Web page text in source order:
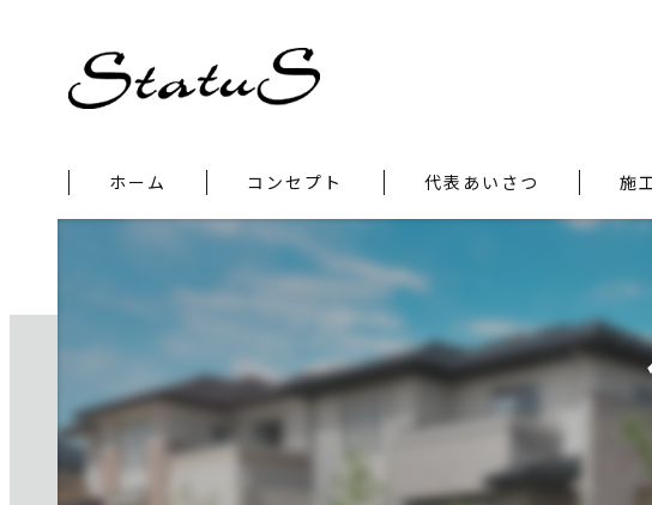
ホーム コンセプト 代表あいさつ 施